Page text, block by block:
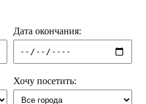
Дата окончания:
Хочу посетить: